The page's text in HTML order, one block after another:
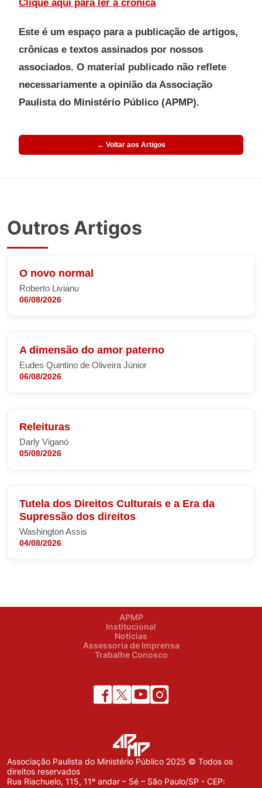
Clique aqui para ler a crônica
Este é um espaço para a publicação de artigos,
crônicas e textos assinados por nossos
associados. O material publicado não reflete
necessariamente a opinião da Associação
Paulista do Ministério Público (APMP).
← Voltar aos Artigos
Outros Artigos
O novo normal
Roberto Livianu
06/08/2026
A dimensão do amor paterno
Eudes Quintino de Oliveira Júnior
06/08/2026
Releituras
Darly Viganó
05/08/2026
Tutela dos Direitos Culturais e a Era da
Supressão dos direitos
Washington Assis
04/08/2026
APMP
Institucional
Notícias
Assessoria de Imprensa
Trabalhe Conosco
Associação Paulista do Ministério Público 2025 © Todos os
direitos reservados
Rua Riachuelo, 115, 11º andar – Sé – São Paulo/SP - CEP: